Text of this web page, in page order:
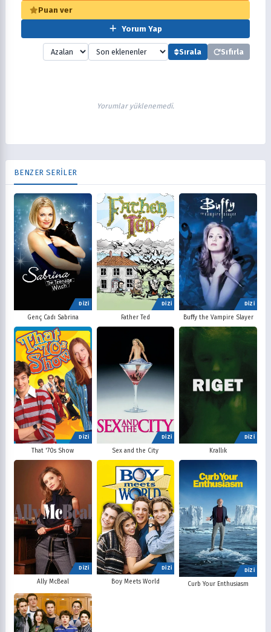
Puan ver
Yorum Yap
Sırala Sıfırla
Yorumlar yüklenemedi.
BENZER SERİLER
DİZİ
Genç Cadı Sabrina
DİZİ
Father Ted
DİZİ
Buffy the Vampire Slayer
DİZİ
That '70s Show
DİZİ
Sex and the City
DİZİ
Krallık
DİZİ
Ally McBeal
DİZİ
Boy Meets World
DİZİ
Curb Your Enthusiasm